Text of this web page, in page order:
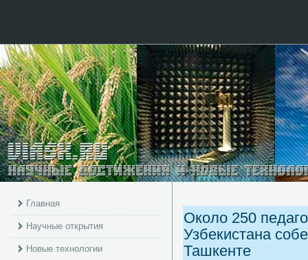
Главная
Научные открытия
Новые технологии
Около 250
Узбекистана
Ташкенте